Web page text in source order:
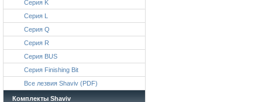
Серия K
Серия L
Серия Q
Серия R
Серия BUS
Серия Finishing Bit
Все лезвия Shaviv (PDF)
Комплекты Shaviv